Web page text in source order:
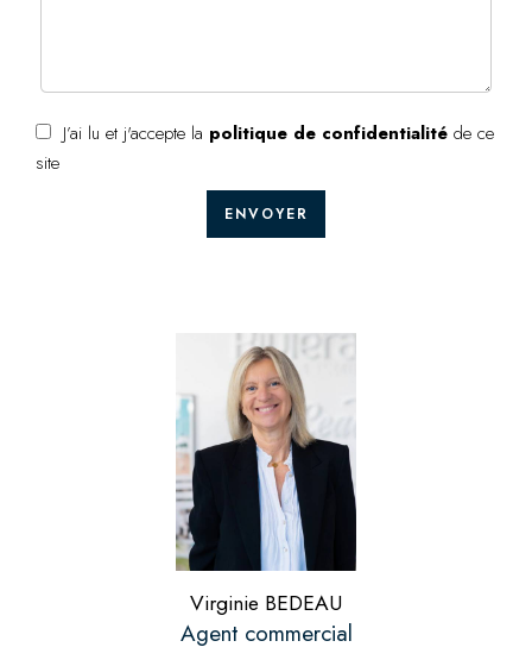
J’ai lu et j'accepte la politique de confidentialité de ce
site
ENVOYER
Virginie BEDEAU
Agent commercial